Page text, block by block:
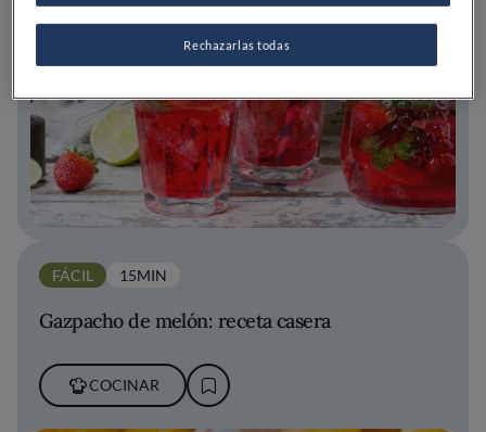
FÁCIL 15MIN
Gazpacho de melón: receta casera
COCINAR
Rechazarlas todas